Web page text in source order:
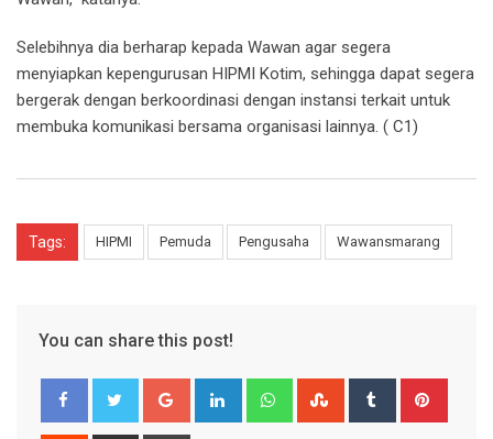
Selebihnya dia berharap kepada Wawan agar segera
menyiapkan kepengurusan HIPMI Kotim, sehingga dapat segera
bergerak dengan berkoordinasi dengan instansi terkait untuk
membuka komunikasi bersama organisasi lainnya. ( C1)
Tags: HIPMI Pemuda Pengusaha Wawansmarang
You can share this post!
Google+ LinkedIn WhatsappStumbleUpon
Tumblr